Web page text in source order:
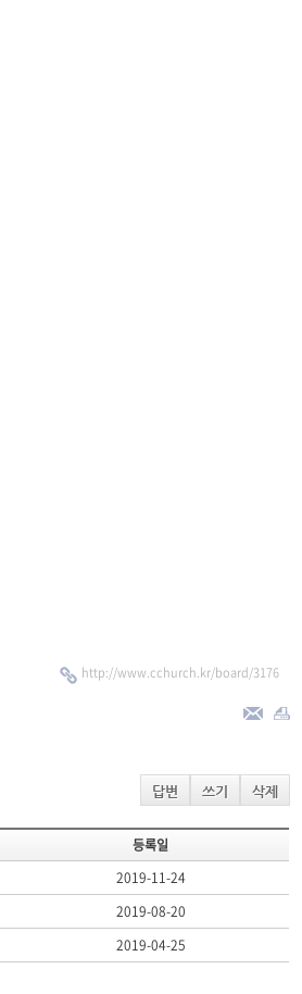
http://www.cchurch.kr/board/3176
답변 쓰기 삭제
등록일
2019-11-24
2019-08-20
2019-04-25